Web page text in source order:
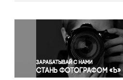
Окружающая среда
Политика
Правосудие
Происшествия и конфликты
Религия